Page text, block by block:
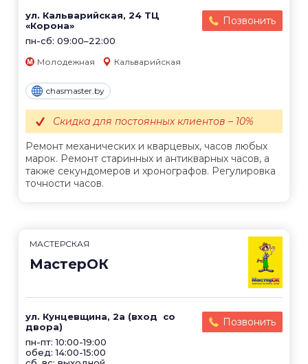
ул. Кальварийская, 24 ТЦ
«Корона»
пн-сб: 09:00–22:00
Позвонить
Молодежная Кальварийская
chasmaster.by
Ремонт механических и кварцевых, часов любых
марок. Ремонт старинных и антикварных часов, а
также секундомеров и хронографов. Регулировка
точности часов.
Скидка для постоянных клиентов – 10%
МАСТЕРСКАЯ
МастерОК
ул. Кунцевщина, 2а (вход со
двора)
пн-пт: 10:00-19:00
обед: 14:00-15:00
Позвонить